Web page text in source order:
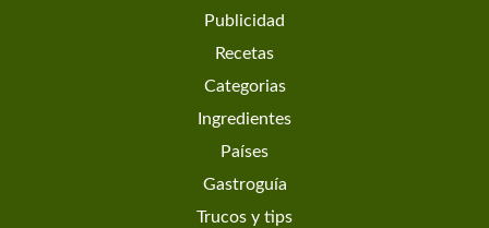
Publicidad
Recetas
Categorias
Ingredientes
Países
Gastroguía
Trucos y tips